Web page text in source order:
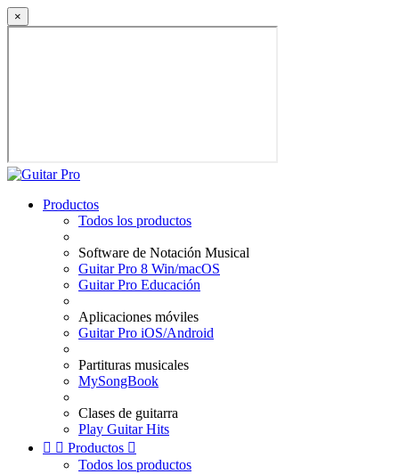
×
Productos
Todos los productos
Software de Notación Musical
Guitar Pro 8 Win/macOS
Guitar Pro Educación
Aplicaciones móviles
Guitar Pro iOS/Android
Partituras musicales
MySongBook
Clases de guitarra
Play Guitar Hits
  Productos 
Todos los productos